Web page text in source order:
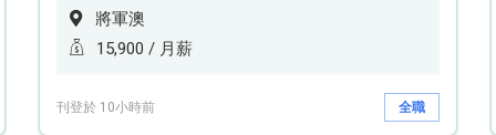
將軍澳
15,900 / 月薪
刊登於 10小時前 全職